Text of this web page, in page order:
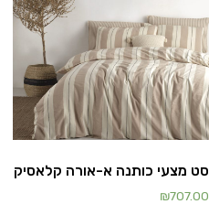
סט מצעי כותנה א-אורה קלאסיק
₪707.00